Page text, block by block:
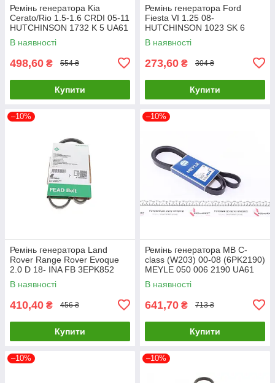
Ремінь генератора Kia
Cerato/Rio 1.5-1.6 CRDI 05-11
HUTCHINSON 1732 K 5 UA61
В наявності
498,60 ₴ 554 ₴
Купити
Ремінь генератора Ford
Fiesta VI 1.25 08-
HUTCHINSON 1023 SK 6
UA61
В наявності
273,60 ₴ 304 ₴
Купити
–10%
Ремінь генератора Land
Rover Range Rover Evoque
2.0 D 18- INA FB 3EPK852
UA61
В наявності
410,40 ₴ 456 ₴
Купити
–10%
Ремінь генератора MB C-
class (W203) 00-08 (6PK2190)
MEYLE 050 006 2190 UA61
В наявності
641,70 ₴ 713 ₴
Купити
–10% –10%